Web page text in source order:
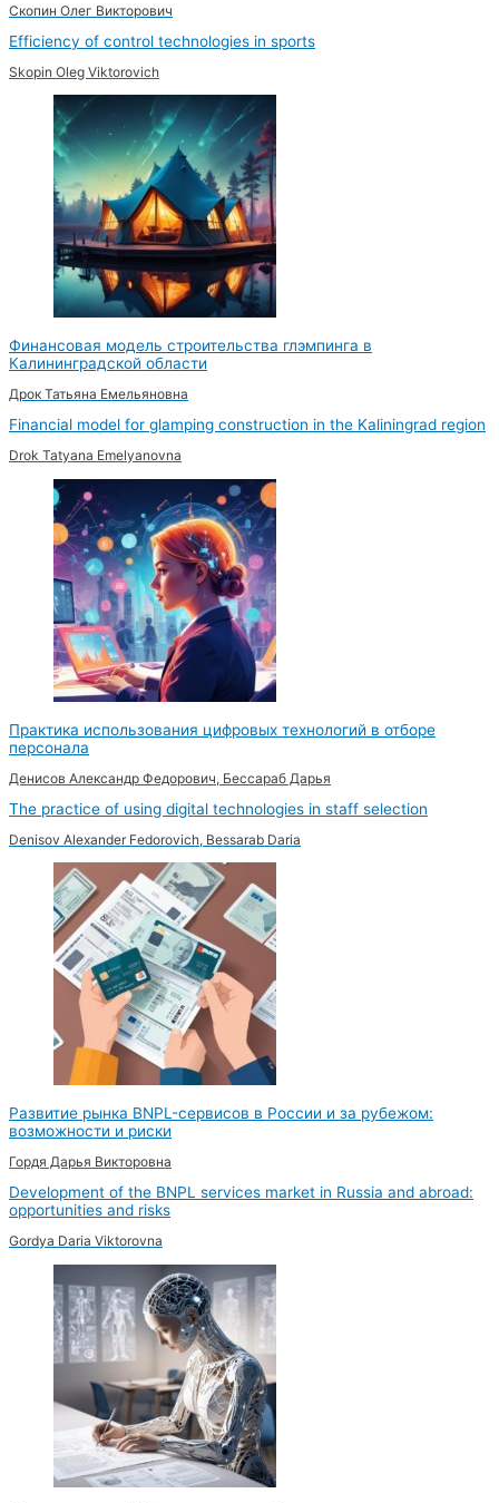
Скопин Олег Викторович
Efficiency of control technologies in sports
Skopin Oleg Viktorovich
Финансовая модель строительства глэмпинга в
Калининградской области
Дрок Татьяна Емельяновна
Financial model for glamping construction in the Kaliningrad region
Drok Tatyana Emelyanovna
Практика использования цифровых технологий в отборе
персонала
Денисов Александр Федорович, Бессараб Дарья
The practice of using digital technologies in staff selection
Denisov Alexander Fedorovich, Bessarab Daria
Развитие рынка BNPL-сервисов в России и за рубежом:
возможности и риски
Гордя Дарья Викторовна
Development of the BNPL services market in Russia and abroad:
opportunities and risks
Gordya Daria Viktorovna